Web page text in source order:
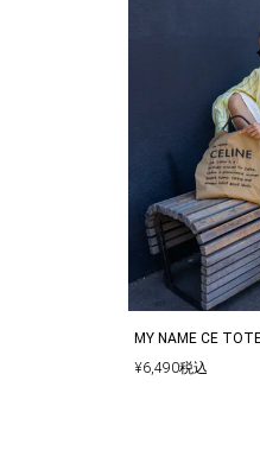
MY NAME CE
¥6,490税込